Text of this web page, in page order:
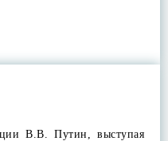
В.В. Путин, выступая